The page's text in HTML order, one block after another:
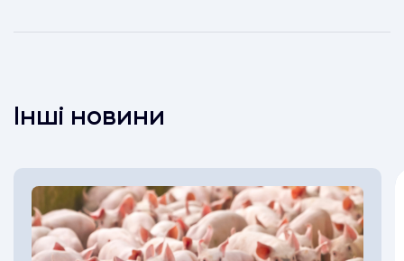
Інші новини